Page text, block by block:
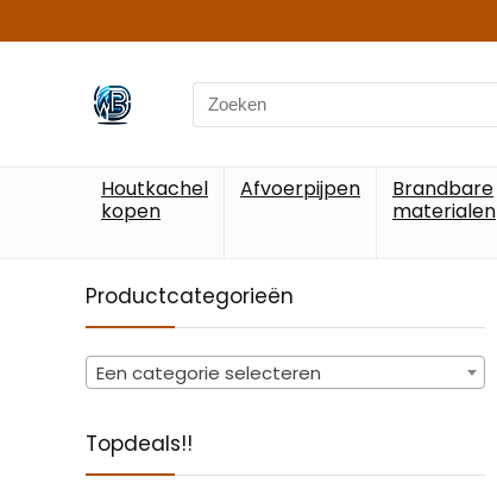
Search
for:
Houtkachel
kopen
Afvoerpijpen
Brandbare
materialen
Productcategorieën
Een categorie selecteren
Topdeals!!